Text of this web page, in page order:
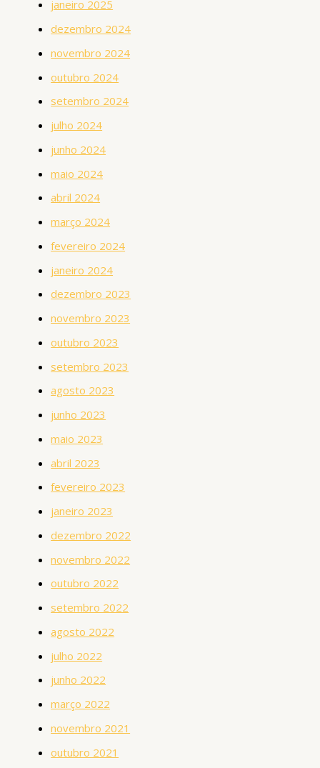
janeiro 2025
dezembro 2024
novembro 2024
outubro 2024
setembro 2024
julho 2024
junho 2024
maio 2024
abril 2024
março 2024
fevereiro 2024
janeiro 2024
dezembro 2023
novembro 2023
outubro 2023
setembro 2023
agosto 2023
junho 2023
maio 2023
abril 2023
fevereiro 2023
janeiro 2023
dezembro 2022
novembro 2022
outubro 2022
setembro 2022
agosto 2022
julho 2022
junho 2022
março 2022
novembro 2021
outubro 2021